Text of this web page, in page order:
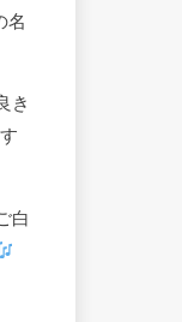
名
き
す
白